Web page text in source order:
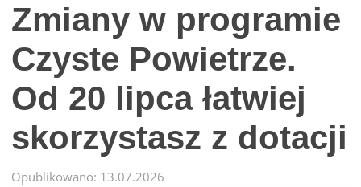
Zmiany w programie
Czyste Powietrze.
Od 20 lipca łatwiej
skorzystasz z dotacji
Opublikowano: 13.07.2026